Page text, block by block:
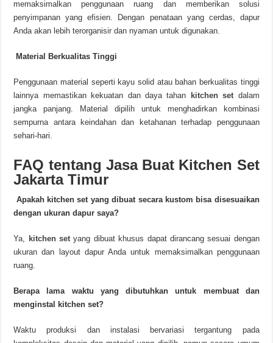
memaksimalkan penggunaan ruang dan memberikan solusi
penyimpanan yang efisien. Dengan penataan yang cerdas, dapur
Anda akan lebih terorganisir dan nyaman untuk digunakan.
Material Berkualitas Tinggi
Penggunaan material seperti kayu solid atau bahan berkualitas tinggi
lainnya memastikan kekuatan dan daya tahan
kitchen set dalam
jangka panjang. Material dipilih untuk menghadirkan kombinasi
sempurna antara keindahan dan ketahanan terhadap penggunaan
sehari-hari.
FAQ tentang Jasa Buat Kitchen Set
Jakarta Timur
Apakah kitchen set yang dibuat secara kustom bisa disesuaikan
dengan ukuran dapur saya?
Ya, kitchen setyang dibuat khusus dapat dirancang sesuai dengan
ukuran dan layout dapur Anda untuk memaksimalkan penggunaan
ruang.
Berapa lama waktu yang dibutuhkan untuk membuat dan
menginstal kitchen set?
Waktu produksi dan instalasi bervariasi tergantung pada